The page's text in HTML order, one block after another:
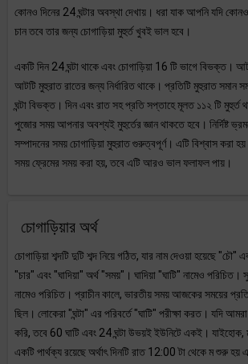
কোনও দিনের 24 ঘন্টার অবস্থা দেখায়। ধরা যাক আপনি যদি
চান তবে তার জন্য চোগাড়িয়া মুহুর্ত খুবই ভাল হবে।
একটি দিন 24 ঘন্টা থাকে এবং চোগাড়িয়া 16 টি ভাগে বিভক্ত।
আটটি মুহুরাত রাতের জন্য নির্ধারিত থাকে। প্রতিটি মুহুরাত সমান
ঘন্টা বিভক্ত। দিন এবং রাত সহ প্রতি সপ্তাহে মূলত ১১২ টি মুহুর্ত
পুজোর সময় আপনার অবশ্যই মুহুর্তের জ্ঞান থাকতে হবে। নির্দিষ্ট
সম্পাদনের সময় চোগাড়িয়া মুহুরাত গুরুত্বপূর্ণ। এটি বিশ্বাস করা
সময় ফ্রেমের সময় করা হয়, তবে এটি আরও ভাল ফলাফল পায়।
চোগাড়িয়ার অর্থ
চোগাড়িয়া শব্দটি দুটি শব্দ নিয়ে গঠিত, যার নাম দেওয়া হয়েছে "চৌ"
"চার" এবং "ঘাদিয়া" অর্থ "সময়"। ঘাদিয়া "ঘাটি" নামেও পরিচিত।
নামেও পরিচিত। প্রাচীন কালে, ভারতীয় সময় আজকের সময়ের
ছিল। লোকেরা "ঘন্টা" এর পরিবর্তে "ঘাটি" পরীক্ষা করত। যদি
করি, তবে 60 ঘাটি এবং 24 ঘন্টা উভয়ই ইউনিটে একই। যাইহোক,
একটি পার্থক্য রয়েছে অর্থাৎ দিনটি রাত 12:00 টা থেকে ম শুরু